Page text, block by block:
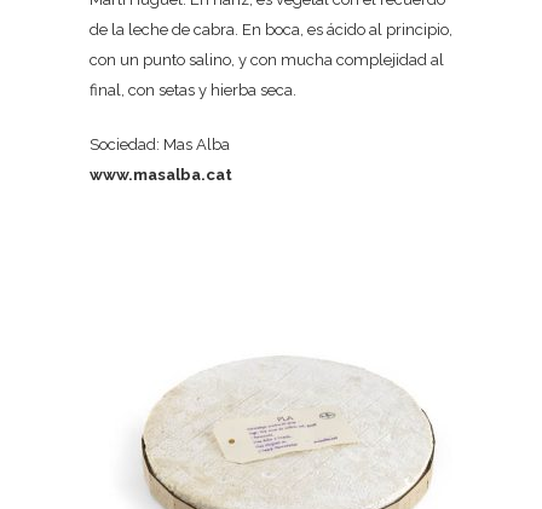
de la leche de cabra. En boca, es ácido al principio,
con un punto salino, y con mucha complejidad al
final, con setas y hierba seca.
Sociedad: Mas Alba
www.masalba.cat